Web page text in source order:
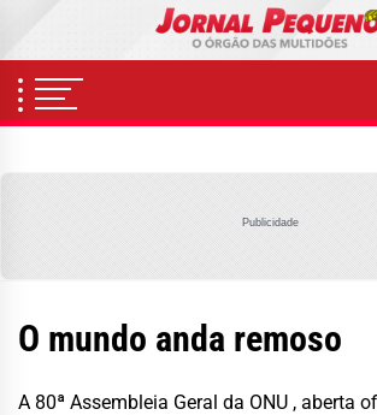
content
Publicidade
O mundo anda remoso
A 80ª Assembleia Geral da ONU , aberta